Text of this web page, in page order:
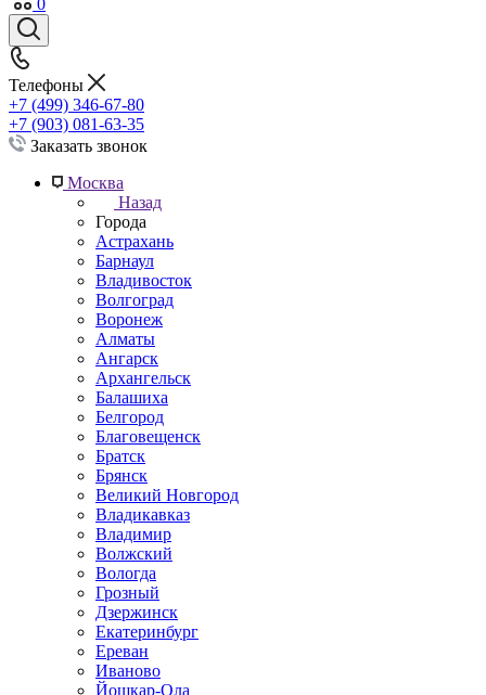
0
Телефоны
+7 (499) 346-67-80
+7 (903) 081-63-35
Заказать звонок
Москва
Назад
Города
Астрахань
Барнаул
Владивосток
Волгоград
Воронеж
Алматы
Ангарск
Архангельск
Балашиха
Белгород
Благовещенск
Братск
Брянск
Великий Новгород
Владикавказ
Владимир
Волжский
Вологда
Грозный
Дзержинск
Екатеринбург
Ереван
Иваново
Йошкар-Ола